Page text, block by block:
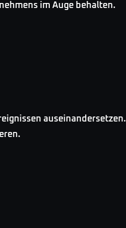
im Auge behalten.
auseinandersetzen.